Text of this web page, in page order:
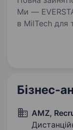
Ми —
в MilTech для
Бізнес-
AMZ,